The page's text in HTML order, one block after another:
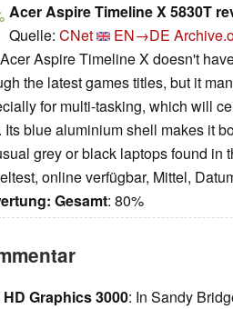
Acer Aspire Timeline X 5830T
Quelle: CNet EN→DE
Aspire Timeline X doesn't
the latest games titles, but it
for multi-tasking, which will
Its blue aluminium shell makes it
grey or black laptops found in
online verfügbar, Mittel,
Gesamt: 80%
HD Graphics 3000: In Sandy